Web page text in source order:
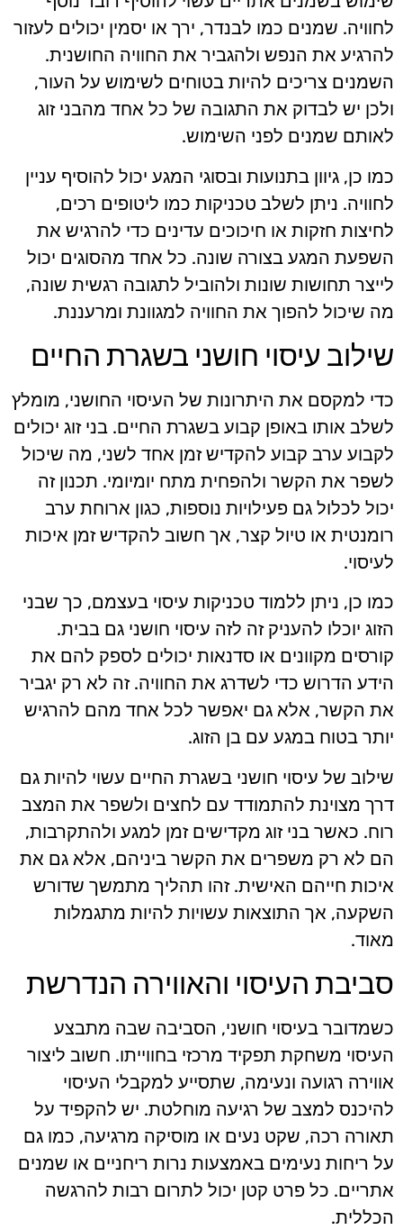
לחוויה. שמנים כמו לבנדר, ירך או יסמין יכולים לעזור
להרגיע את הנפש ולהגביר את החוויה החושנית.
השמנים צריכים להיות בטוחים לשימוש על העור,
ולכן יש לבדוק את התגובה של כל אחד מהבני זוג
לאותם שמנים לפני השימוש.
כמו כן, גיוון בתנועות ובסוגי המגע יכול להוסיף עניין
לחוויה. ניתן לשלב טכניקות כמו ליטופים רכים,
לחיצות חזקות או חיכוכים עדינים כדי להרגיש את
השפעת המגע בצורה שונה. כל אחד מהסוגים יכול
לייצר תחושות שונות ולהוביל לתגובה רגשית שונה,
מה שיכול להפוך את החוויה למגוונת ומרעננת.
שילוב עיסוי חושני בשגרת החיים
כדי למקסם את היתרונות של העיסוי החושני, מומלץ
לשלב אותו באופן קבוע בשגרת החיים. בני זוג יכולים
לקבוע ערב קבוע להקדיש זמן אחד לשני, מה שיכול
לשפר את הקשר ולהפחית מתח יומיומי. תכנון זה
יכול לכלול גם פעילויות נוספות, כגון ארוחת ערב
רומנטית או טיול קצר, אך חשוב להקדיש זמן איכות
לעיסוי.
כמו כן, ניתן ללמוד טכניקות עיסוי בעצמם, כך שבני
הזוג יוכלו להעניק זה לזה עיסוי חושני גם בבית.
קורסים מקוונים או סדנאות יכולים לספק להם את
הידע הדרוש כדי לשדרג את החוויה. זה לא רק יגביר
את הקשר, אלא גם יאפשר לכל אחד מהם להרגיש
יותר בטוח במגע עם בן הזוג.
שילוב של עיסוי חושני בשגרת החיים עשוי להיות גם
דרך מצוינת להתמודד עם לחצים ולשפר את המצב
רוח. כאשר בני זוג מקדישים זמן למגע ולהתקרבות,
הם לא רק משפרים את הקשר ביניהם, אלא גם את
איכות חייהם האישית. זהו תהליך מתמשך שדורש
השקעה, אך התוצאות עשויות להיות מתגמלות
מאוד.
סביבת העיסוי והאווירה הנדרשת
כשמדובר בעיסוי חושני, הסביבה שבה מתבצע
העיסוי משחקת תפקיד מרכזי בחווייתו. חשוב ליצור
אווירה רגועה ונעימה, שתסייע למקבלי העיסוי
להיכנס למצב של רגיעה מוחלטת. יש להקפיד על
תאורה רכה, שקט נעים או מוסיקה מרגיעה, כמו גם
על ריחות נעימים באמצעות נרות ריחניים או שמנים
אתריים. כל פרט קטן יכול לתרום רבות להרגשה
הכללית.